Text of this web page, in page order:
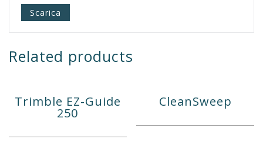
Scarica
Related products
Trimble EZ-Guide
250
CleanSweep